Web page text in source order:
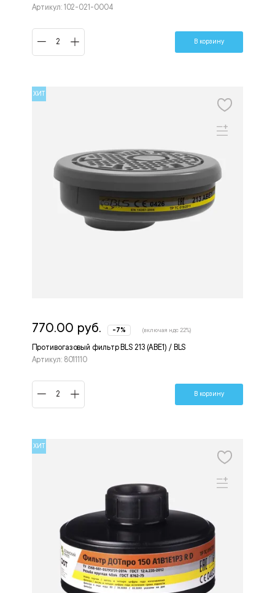
Артикул: 102-021-0004
В корзину
ХИТ
Противогазовый фильтр BLS 213 (ABE1) / BLS
Артикул: 8011110
770.00 руб. -7% (включая ндс 22%)
В корзину
ХИТ